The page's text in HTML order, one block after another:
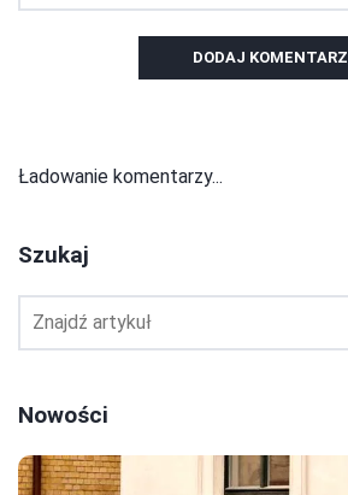
DODAJ KOMENTARZ
Ładowanie komentarzy...
Szukaj
Nowości